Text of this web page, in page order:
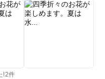
、幅広い年齢の子供が楽
!2件